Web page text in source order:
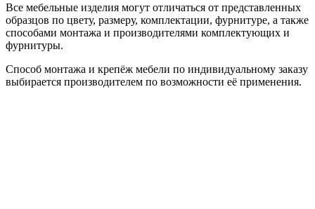
Все мебельные изделия могут отличаться от представленных
образцов по цвету, размеру, комплектации, фурнитуре, а также
способами монтажа и производителями комплектующих и
фурнитуры.
Способ монтажа и крепёж мебели по индивидуальному заказу
выбирается производителем по возможности её применения.